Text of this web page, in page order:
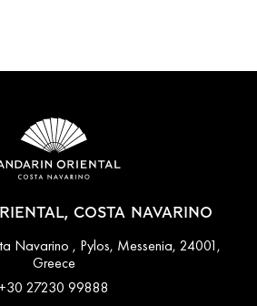
COSTA NAVARINO
Navarino , Pylos, Messenia, 24001,
Greece
+30 27230 99888